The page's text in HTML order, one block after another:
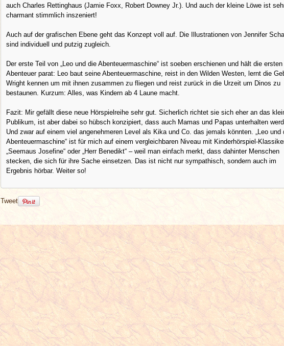
auch Charles Rettinghaus (Jamie Foxx, Robert Downey Jr.). Und auch der kleine Löwe ist
charmant stimmlich inszeniert!
Auch auf der grafischen Ebene geht das Konzept voll auf. Die Illustrationen von Jennifer
sind individuell und putzig zugleich.
Der erste Teil von „Leo und die Abenteuermaschine“ ist soeben erschienen und hält die
Abenteuer parat: Leo baut seine Abenteuermaschine, reist in den Wilden Westen, lernt die
Wright kennen um mit ihnen zusammen zu fliegen und reist zurück in die Urzeit um Dinos zu
bestaunen. Kurzum: Alles, was Kindern ab 4 Laune macht.
Fazit: Mir gefällt diese neue Hörspielreihe sehr gut. Sicherlich richtet sie sich eher an das
Publikum, ist aber dabei so hübsch konzipiert, dass auch Mamas und Papas unterhalten
Und zwar auf einem viel angenehmeren Level als Kika und Co. das jemals könnten. „Leo und
Abenteuermaschine“ ist für mich auf einem vergleichbaren Niveau mit Kinderhörspiel-
„Seemaus Josefine“ oder „Herr Benedikt“ – weil man einfach merkt, dass dahinter Menschen
stecken, die sich für ihre Sache einsetzen. Das ist nicht nur sympathisch, sondern auch im
Ergebnis hörbar. Weiter so!
Tweet